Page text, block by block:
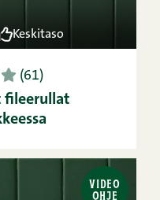
Keskitaso
5 (61)
fileerullat
VIDEO
OHJE